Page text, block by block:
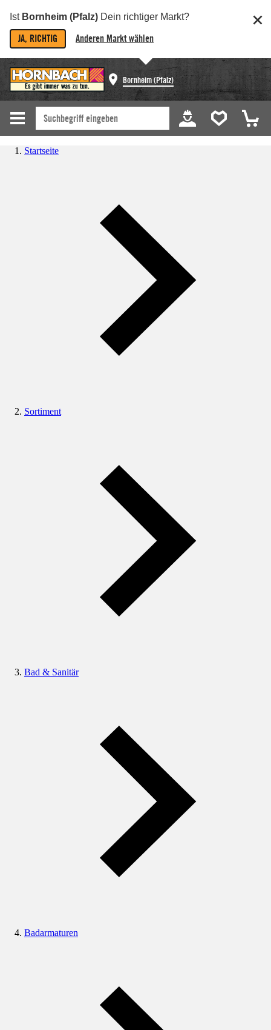
Ist Bornheim (Pfalz) Dein richtiger Markt?
JA, RICHTIG Anderen Markt wählen
Bornheim (Pfalz)
Startseite
Sortiment
Bad & Sanitär
Badarmaturen